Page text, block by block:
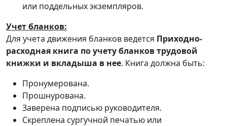
или поддельных экземпляров.
Учет бланков:
Для учета движения бланков ведется Приходно-
расходная книга по учету бланков трудовой
книжки и вкладыша в нее. Книга должна быть:
Пронумерована.
Прошнурована.
Заверена подписью руководителя.
Скрeплена сургучной печатью или